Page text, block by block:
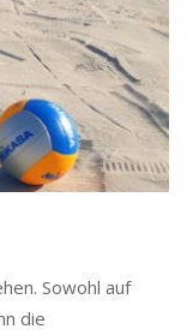
Sowohl auf
die